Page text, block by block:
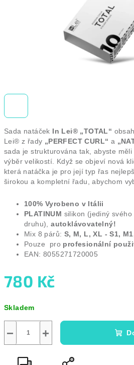
Sada natáček In Lei® „TOTAL“
Lei® z řady „PERFECT CURL“ a
sada je strukturována tak, abyste
výběr velikostí.
Když se objeví nová
která natáčka je pro její typ řas
širokou a kompletní řadu, abychom
100% Vyrobeno v Itálii
PLATINUM silikon (jediný svého
druhu),
autoklávovatelný!
Mix 8 párů: S, M, L, XL - S1,
Pouze pro profesionální
EAN: 8055271720005
780 Kč
cena:
Skladem
+
−